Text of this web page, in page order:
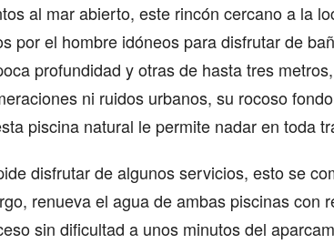
al mar abierto, este rincón cercano a la
por el hombre idóneos para disfrutar de
profundidad y otras de hasta tres
ni ruidos urbanos, su rocoso
piscina natural le permite nadar en toda
disfrutar de algunos servicios, esto se
renueva el agua de ambas piscinas con
sin dificultad a unos minutos del